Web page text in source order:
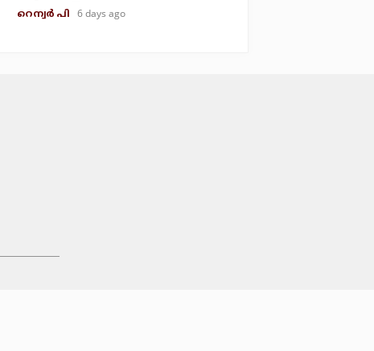
റെന്വര്‍ പി 6 days ago